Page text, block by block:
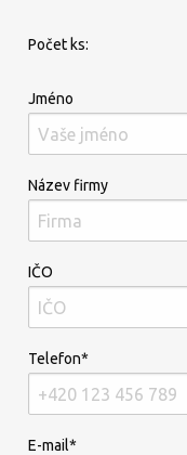
Počet ks:
Jméno
Název firmy
IČO
Telefon*
E-mail*